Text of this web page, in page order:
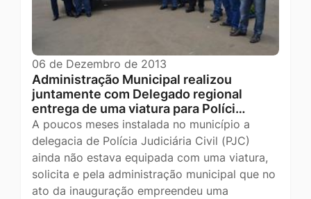
06 de Dezembro de 2013
Administração Municipal realizou
juntamente com Delegado regional
entrega de uma viatura para Políci…
A poucos meses instalada no município a
delegacia de Polícia Judiciária Civil (PJC)
ainda não estava equipada com uma viatura,
solicita e pela administração municipal que no
ato da inauguração empreendeu uma